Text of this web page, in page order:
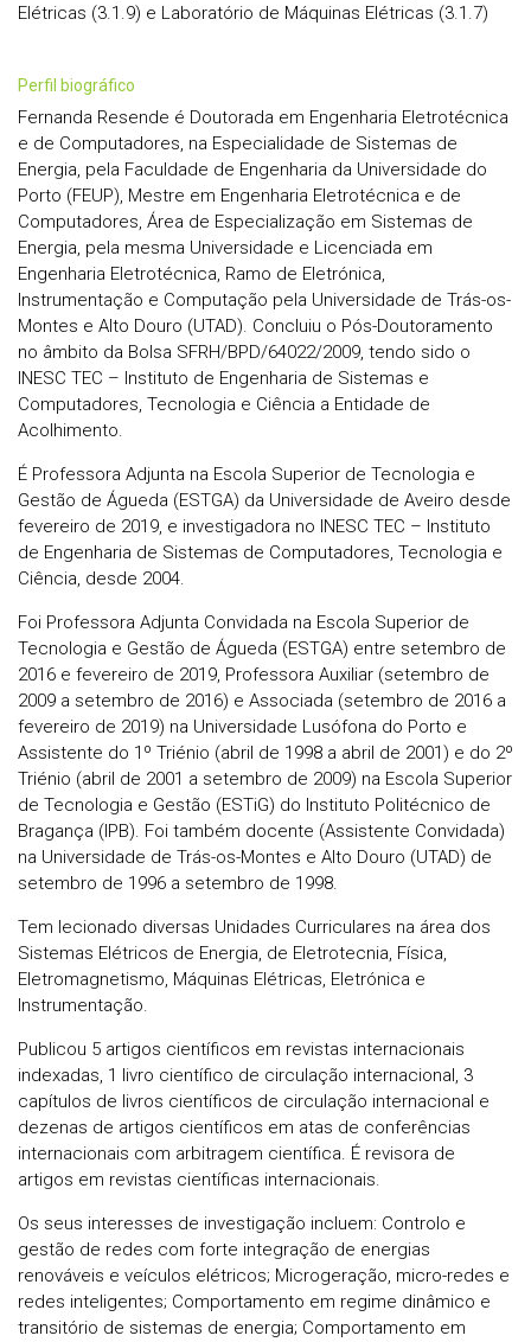
Elétricas (3.1.9) e Laboratório de Máquinas Elétricas (3.1.7)
perfil biográfico
Fernanda Resende é Doutorada em Engenharia Eletrotécnica
e de Computadores, na Especialidade de Sistemas de
Energia, pela Faculdade de Engenharia da Universidade do
Porto (FEUP), Mestre em Engenharia Eletrotécnica e de
Computadores, Área de Especialização em Sistemas de
Energia, pela mesma Universidade e Licenciada em
Engenharia Eletrotécnica, Ramo de Eletrónica,
Instrumentação e Computação pela Universidade de Trás-os-
Montes e Alto Douro (UTAD). Concluiu o Pós-Doutoramento
no âmbito da Bolsa SFRH/BPD/64022/2009, tendo sido o
INESC TEC – Instituto de Engenharia de Sistemas e
Computadores, Tecnologia e Ciência a Entidade de
Acolhimento.
É Professora Adjunta na Escola Superior de Tecnologia e
Gestão de Águeda (ESTGA) da Universidade de Aveiro desde
fevereiro de 2019, e investigadora no INESC TEC – Instituto
de Engenharia de Sistemas de Computadores, Tecnologia e
Ciência, desde 2004.
Foi Professora Adjunta Convidada na Escola Superior de
Tecnologia e Gestão de Águeda (ESTGA) entre setembro de
2016 e fevereiro de 2019, Professora Auxiliar (setembro de
2009 a setembro de 2016) e Associada (setembro de 2016 a
fevereiro de 2019) na Universidade Lusófona do Porto e
Assistente do 1º Triénio (abril de 1998 a abril de 2001) e do 2º
Triénio (abril de 2001 a setembro de 2009) na Escola Superior
de Tecnologia e Gestão (ESTiG) do Instituto Politécnico de
Bragança (IPB). Foi também docente (Assistente Convidada)
na Universidade de Trás-os-Montes e Alto Douro (UTAD) de
setembro de 1996 a setembro de 1998.
Tem lecionado diversas Unidades Curriculares na área dos
Sistemas Elétricos de Energia, de Eletrotecnia, Física,
Eletromagnetismo, Máquinas Elétricas, Eletrónica e
Instrumentação.
Publicou 5 artigos científicos em revistas internacionais
indexadas, 1 livro científico de circulação internacional, 3
capítulos de livros científicos de circulação internacional e
dezenas de artigos científicos em atas de conferências
internacionais com arbitragem científica. É revisora de
artigos em revistas científicas internacionais.
Os seus interesses de investigação incluem: Controlo e
gestão de redes com forte integração de energias
renováveis e veículos elétricos; Microgeração, micro-redes e
redes inteligentes; Comportamento em regime dinâmico e
transitório de sistemas de energia; Comportamento em